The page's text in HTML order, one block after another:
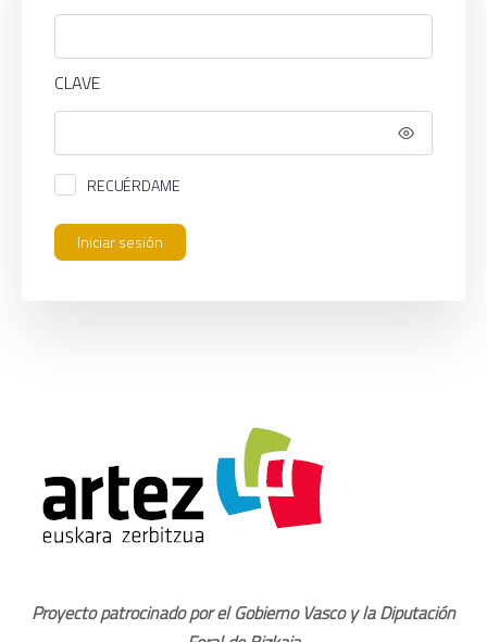
Proyecto patrocinado por el Gobierno Vasco y la Diputación
CLAVE
RECUÉRDAME